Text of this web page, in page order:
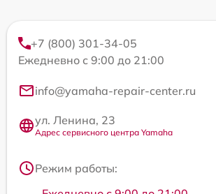
+7 (800) 301-34-05
Ежедневно с 9:00 до 21:00
info@yamaha-repair-center.ru
ул. Ленина, 23
Адрес сервисного центра Yamaha
Режим работы: